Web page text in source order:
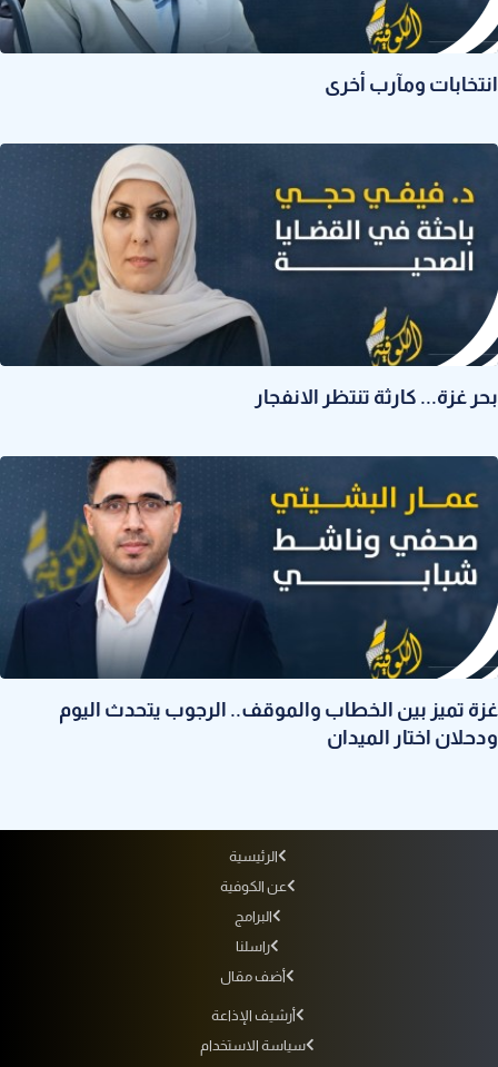
انتخابات ومآرب أخرى
بحر غزة... كارثة تنتظر الانفجار
غزة تميز بين الخطاب والموقف.. الرجوب يتحدث اليوم
ودحلان اختار الميدان
الرئيسية
عن الكوفية
البرامج
راسلنا
أضف مقال
أرشيف الإذاعة
سياسة الاستخدام